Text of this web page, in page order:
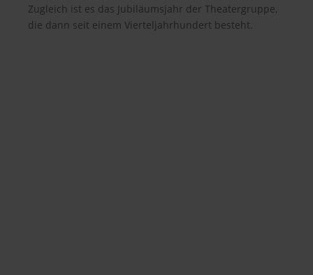
Zugleich ist es das Jubiläumsjahr der Theatergruppe,
die dann seit einem Vierteljahrhundert besteht.